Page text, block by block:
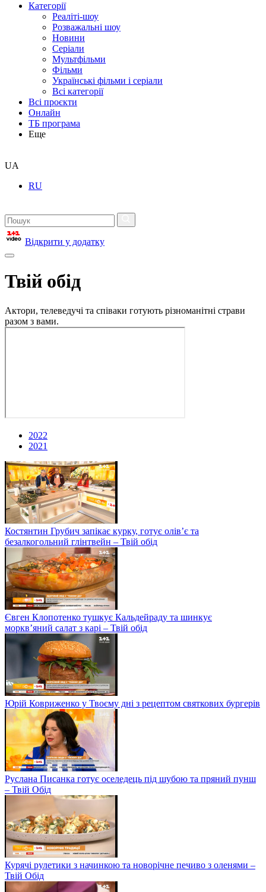
Категорії
Реаліті-шоу
Розважальні шоу
Новини
Серіали
Мультфільми
Фільми
Українські фільми і серіали
Всі категорії
Всі проєкти
Онлайн
ТБ програма
Еще
UA
RU
Відкрити у додатку
Твій обід
Актори, телеведучі та співаки готують різноманітні страви
разом з вами.
2022
2021
Костянтин Грубич запікає курку, готує олів’є та
безалкогольний глінтвейн – Твій обід
Євген Клопотенко тушкує Кальдейраду та шинкує
моркв’яний салат з карі – Твій обід
Юрій Ковриженко у Твоєму дні з рецептом святкових бургерів
Руслана Писанка готує оселедець під шубою та пряний пунш
– Твій Обід
Курячі рулетики з начинкою та новорічне печиво з оленями –
Твій Обід